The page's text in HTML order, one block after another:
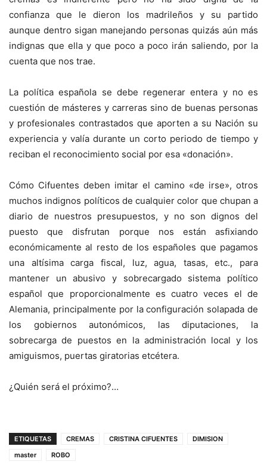
confianza que le dieron los madrileños y su partido
aunque dentro sigan manejando personas quizás aún más
indignas que ella y que poco a poco irán saliendo, por la
cuenta que nos trae.
La política española se debe regenerar entera y no es
cuestión de másteres y carreras sino de buenas personas
y profesionales contrastados que aporten a su Nación su
experiencia y valía durante un corto periodo de tiempo y
reciban el reconocimiento social por esa «donación».
Cómo Cifuentes deben imitar el camino «de irse», otros
muchos indignos políticos de cualquier color que chupan a
diario de nuestros presupuestos, y no son dignos del
puesto que disfrutan porque nos están asfixiando
económicamente al resto de los españoles que pagamos
una altísima carga fiscal, luz, agua, tasas, etc., para
mantener un abusivo y sobrecargado sistema político
español que proporcionalmente es cuatro veces el de
Alemania, principalmente por la configuración solapada de
los gobiernos autonómicos, las diputaciones, la
sobrecarga de puestos en la administración local y los
amiguismos, puertas giratorias etcétera.
¿Quién será el próximo?…
ETIQUETAS CREMAS CRISTINA CIFUENTES
DIMISION
master
ROBO